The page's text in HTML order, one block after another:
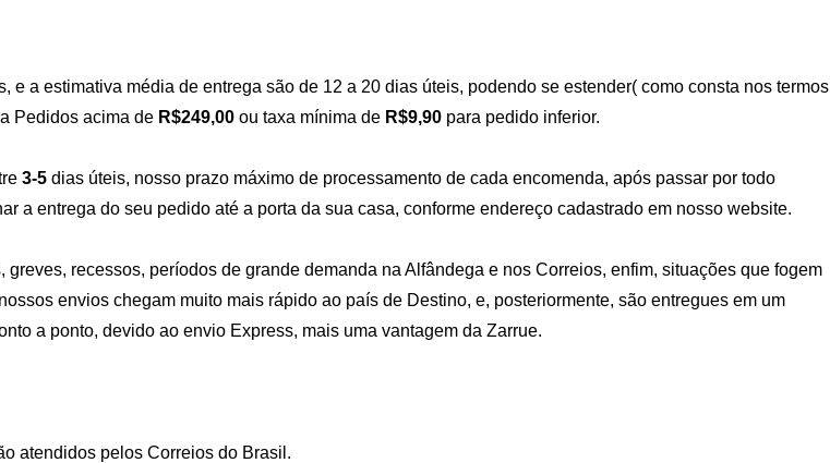
a estimativa média de entrega são de 12 a 20 dias úteis, podendo se estender( como consta nos termos
Pedidos acima de R$249,00 ou taxa mínima de R$9,90 para pedido inferior.
3-5 dias úteis, nosso prazo máximo de processamento de cada encomenda, após passar por todo
a entrega do seu pedido até a porta da sua casa, conforme endereço cadastrado em nosso website.
recessos, períodos de grande demanda na Alfândega e nos Correios, enfim, situações que fogem
envios chegam muito mais rápido ao país de Destino, e, posteriormente, são entregues em um
a ponto, devido ao envio Express, mais uma vantagem da Zarrue.
atendidos pelos Correios do Brasil.